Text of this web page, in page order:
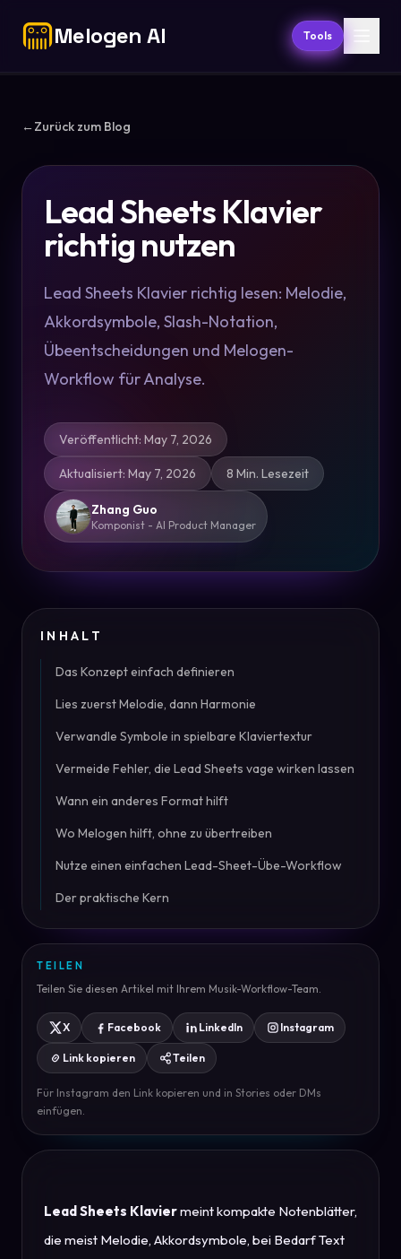
Melogen AI Tools
←Zurück zum Blog
Lead Sheets Klavier
richtig nutzen
Lead Sheets Klavier richtig lesen: Melodie,
Akkordsymbole, Slash-Notation,
Übeentscheidungen und Melogen-
Workflow für Analyse.
Veröffentlicht: May 7, 2026
Aktualisiert: May 7, 2026 8 Min. Lesezeit
Zhang Guo
Komponist - AI Product Manager
INHALT
Das Konzept einfach definieren
Lies zuerst Melodie, dann Harmonie
Verwandle Symbole in spielbare Klaviertextur
Vermeide Fehler, die Lead Sheets vage wirken lassen
Wann ein anderes Format hilft
Wo Melogen hilft, ohne zu übertreiben
Nutze einen einfachen Lead-Sheet-Übe-Workflow
Der praktische Kern
TEILEN
Teilen Sie diesen Artikel mit Ihrem Musik-Workflow-Team.
X Facebook LinkedIn Instagram
Link kopieren Teilen
Für Instagram den Link kopieren und in Stories oder DMs
einfügen.
Lead Sheets Klaviermeint kompakte Notenblätter,
die meist Melodie, Akkordsymbole, bei Bedarf Text